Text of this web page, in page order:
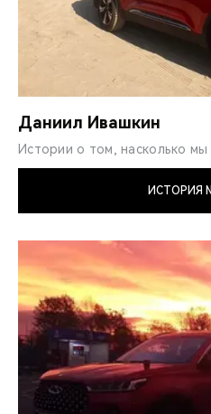
Даниил Ивашкин
Истории о том, насколько
ИСТОРИЯ